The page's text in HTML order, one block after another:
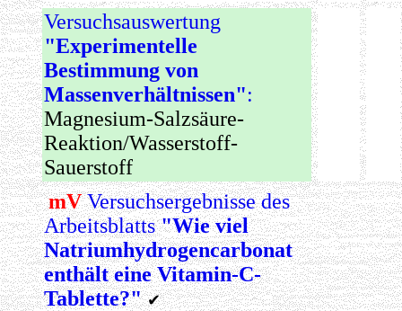
Versuchsauswertung
"Experimentelle
Bestimmung von
Massenverhältnissen":
Magnesium-Salzsäure-
Reaktion/Wasserstoff-
Sauerstoff
mV Versuchsergebnisse des
Arbeitsblatts "Wie viel
Natriumhydrogencarbonat
enthält eine Vitamin-C-
Tablette?" ✔